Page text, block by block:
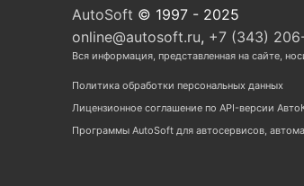
AutoSoft © 1997 - 2025
online@autosoft.ru, +7 (343)
Вся информация, представленная на сайте,
Политика обработки персональных данных
Лицензионное соглашение по API-версии
Программы AutoSoft для автосервисов,